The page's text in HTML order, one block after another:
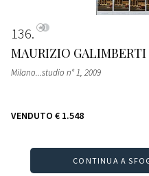
136
MAURIZIO GALIMBERTI
Milano...studio n° 1, 2009
VENDUTO € 1.548
CONTINUA A